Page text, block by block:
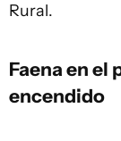
Rural.
Faena en el
encendido